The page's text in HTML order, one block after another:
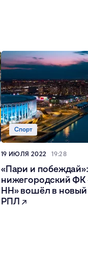
«Пари и
нижегородский ФК
НН» вошёл в новый
РПЛ
Спорт
19 ИЮЛЯ 2022 19:28